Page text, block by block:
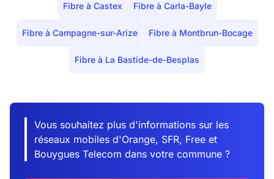
Fibre à Castex Fibre à Carla-Bayle
Fibre à Campagne-sur-Arize Fibre à Montbrun-Bocage
Fibre à La Bastide-de-Besplas
Vous souhaitez plus d'informations sur les
réseaux mobiles d'Orange, SFR, Free et
Bouygues Telecom dans votre commune ?